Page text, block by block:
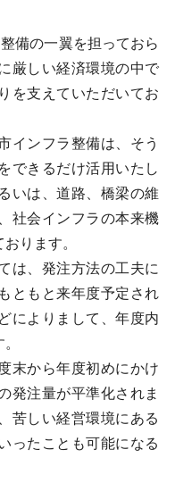
備の一翼を担っておら
厳しい経済環境の中で
を支えていただいてお
インフラ整備は、そう
できるだけ活用いたし
いは、道路、橋梁の維
社会インフラの本来機
ります。
は、発注方法の工夫に
ともと来年度予定され
によりまして、年度内
末から年度初めにかけ
発注量が平準化されま
苦しい経営環境にある
ったことも可能になる